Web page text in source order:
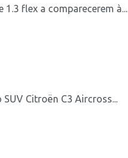
flex a comparecerem à...
Citroën C3 Aircross...